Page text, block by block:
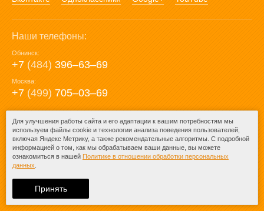
Наши телефоны:
Обнинск:
+7 (484) 396‒63‒69
Москва:
+7 (499) 705‒03‒69
E-mail:
mail@posuda40.ru
При любом копировании информации
ссылка на
Для улучшения работы сайта и его адаптации к вашим потребностям мы
используем файлы cookie и технологии анализа поведения пользователей,
включая Яндекс Метрику, а также рекомендательные алгоритмы. С подробной
информацией о том, как мы обрабатываем ваши данные, вы можете
ознакомиться в нашей Политике в отношении обработки персональных
данных
Принять